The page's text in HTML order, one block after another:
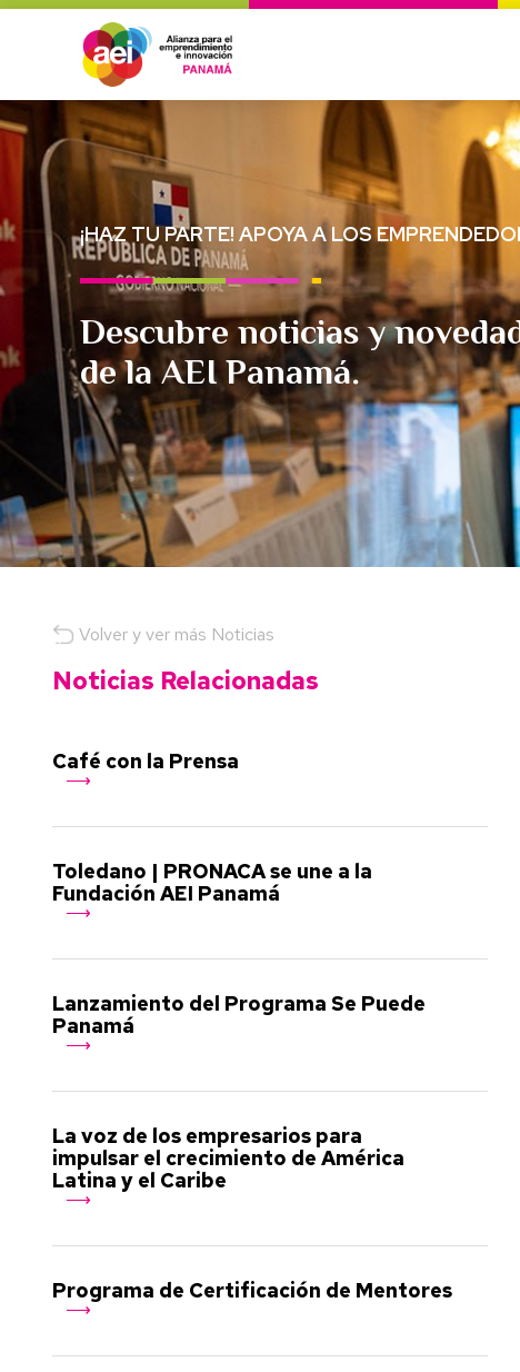
Descubre noticias y
de la AEI Panamá.
¡HAZ TU PARTE! APOYA A LOS
Volver y ver más Noticias
Noticias Relacionadas
Café con la Prensa
Toledano | PRONACA se une a la
Fundación AEI Panamá
Lanzamiento del Programa Se Puede
Panamá
La voz de los empresarios para
impulsar el crecimiento de América
Latina y el Caribe
Programa de Certificación de Mentores